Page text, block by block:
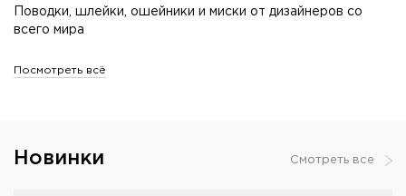
Поводки, шлейки, ошейники и миски от дизайнеров со
всего мира
Посмотреть всё
Новинки Смотреть все